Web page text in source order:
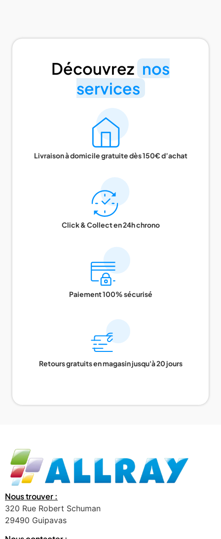
Découvrez nos
services
Livraison à domicile gratuite dès 150€ d’achat
Click & Collect en 24h chrono
Paiement 100% sécurisé
Retours gratuits en magasin jusqu'à 20 jours
Nous trouver :
320 Rue Robert Schuman
29490 Guipavas